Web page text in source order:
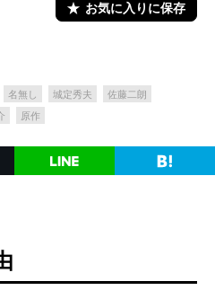
お気に入りに保存
名無し 城定秀夫
佐藤二朗
原作